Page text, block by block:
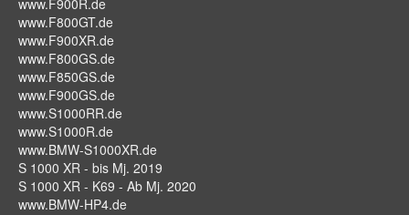
www.F900R.de
www.F800GT.de
www.F900XR.de
www.F800GS.de
www.F850GS.de
www.F900GS.de
www.S1000RR.de
www.S1000R.de
www.BMW-S1000XR.de
S 1000 XR - bis Mj. 2019
S 1000 XR - K69 - Ab Mj. 2020
www.BMW-HP4.de